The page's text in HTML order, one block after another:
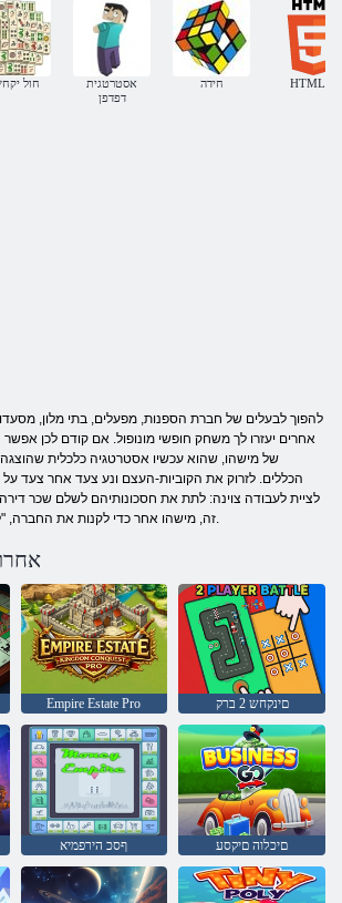
חול
אסטרטגית
דפדפן
חידה HTML5
להפוך לבעלים של חברת הספנות, מפעלים, בתי מלון,
אחרים יעזרו לך משחק חופשי מונופול. אם קודם לכן
של מישהו, שהוא עכשיו אסטרטגיה כלכלית
הכללים. לזרוק את הקוביות-העצם ונע צעד אחר צעד
לציית לעבודה צוינה: לתת את חסכונותיהם לשלם שכר
Empire Estate Pro םינקחש 2 ברק
ףסכ הירפמיא םיכלוה םיקסע